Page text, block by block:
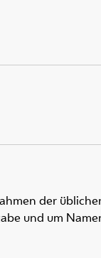
der
und um